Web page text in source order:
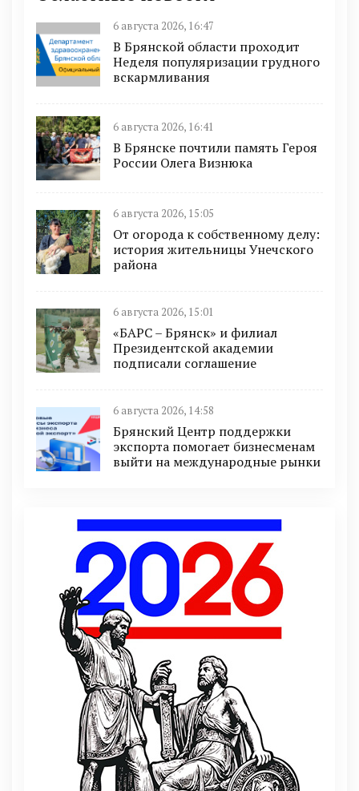
6 августа 2026, 16:47
В Брянской области проходит
Неделя популяризации грудного
вскармливания
6 августа 2026, 16:41
В Брянске почтили память Героя
России Олега Визнюка
6 августа 2026, 15:05
От огорода к собственному делу:
история жительницы Унечского
района
6 августа 2026, 15:01
«БАРС – Брянск» и филиал
Президентской академии
подписали соглашение
6 августа 2026, 14:58
Брянский Центр поддержки
экспорта помогает бизнесменам
выйти на международные рынки